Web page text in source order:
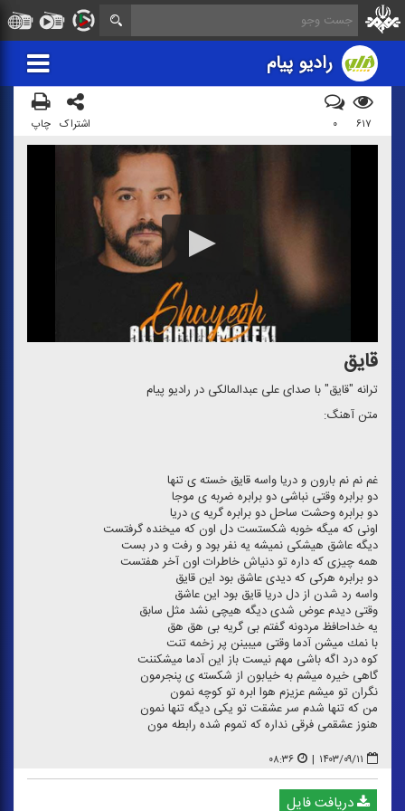
رادیو پیام
۶۱۷ ۰ اشتراک چاپ
قایق
ترانه "قایق" با صدای علی عبدالمالكی در رادیو پیام
متن آهنگ:
غم نم نم بارون و دریا واسه قایق خسته ی تنها
دو برابره وقتی نباشی دو برابره ضربه ی موجا
دو برابره وحشت ساحل دو برابره گریه ی دریا
اونی كه میگه خوبه شكستست دل اون كه میخنده گرفتست
دیگه عاشق هیشكی نمیشه یه نفر بود و رفت و در بست
همه چیزی كه داره تو دنیاش خاطرات اون آخر هفتست
دو برابره هركی كه دیدی عاشق بود این قایق
واسه رد شدن از دل دریا قایق بود این عاشق
وقتی دیدم عوض شدی دیگه هیچی نشد مثل سابق
یه خداحافظ مردونه گفتم بی گریه بی هق هق
با نمك میشن آدما وقتی میبینن پر زخمه تنت
كوه درد اگه باشی مهم نیست باز این آدما میشكننت
گاهی خیره میشم به خیابون از شكسته ی پنجرمون
نگران تو میشم عزیزم هوا ابره تو كوچه نمون
من كه تنها شدم سر عشقت تو یكی دیگه تنها نمون
هنوز عشقمی فرقی نداره كه تموم شده رابطه مون
۱۴۰۳/۰۹/۱۱ | ۰۸:۳۶
دریافت فایل